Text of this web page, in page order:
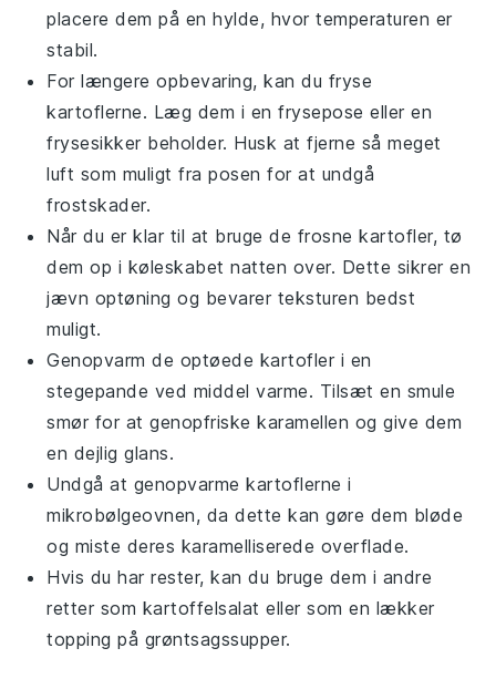
placere dem på en hylde, hvor temperaturen er
stabil.
For længere opbevaring, kan du fryse
kartoflerne. Læg dem i en frysepose eller en
frysesikker beholder. Husk at fjerne så meget
luft som muligt fra posen for at undgå
frostskader.
Når du er klar til at bruge de frosnekartofler, tø
dem op i køleskabet natten over. Dette sikrer en
jævn optøning og bevarer teksturen bedst
muligt.
Genopvarm de optøede kartofler i en
stegepande ved middel varme. Tilsæt en smule
smør for at genopfriske karamellen og give dem
en dejlig glans.
Undgå at genopvarmekartoflerne i
mikrobølgeovnen, da dette kan gøre dem bløde
og miste deres karamelliserede overflade.
Hvis du har rester, kan du bruge dem i andre
retter som kartoffelsalat eller som en lækker
topping på grøntsagssupper.